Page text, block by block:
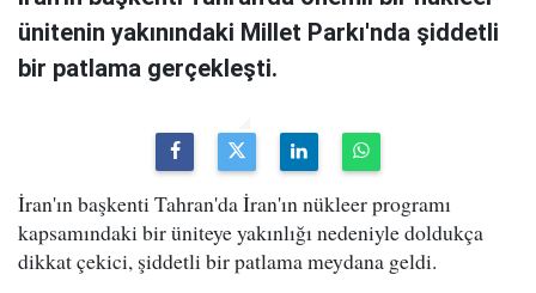
ünitenin yakınındaki Millet Parkı'nda şiddetli
bir patlama gerçekleşti.
İran'ın başkenti Tahran'da İran'ın nükleer programı
kapsamındaki bir üniteye yakınlığı nedeniyle doldukça
dikkat çekici, şiddetli bir patlama meydana geldi.